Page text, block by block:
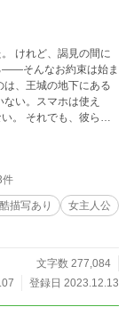
――そんなお約束は始ま
い。スマホは使え
らの
、収納、結界、回
クラスメイトたちは、
ていた二人は、互い
喚され
、異世界に順応できる
界で、まずは生き延
情も、この世界の歴史
とは少しずつ違ってい
も同
件
描写あり
女主人公
文字数 277,084
登録日 2023.12.13